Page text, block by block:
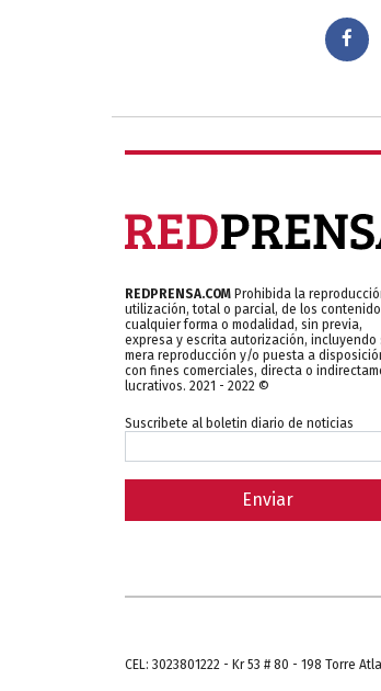
REDPRENSA.COM Prohibida la
utilización, total o parcial, de los
cualquier forma o modalidad, sin previa,
expresa y escrita autorización, incluyendo
mera reproducción y/o puesta a
con fines comerciales, directa o
lucrativos. 2021 - 2022 ©
Suscribete al boletin diario de noticias
Enviar
CEL: 3023801222 - Kr 53 # 80 - 198 Torre